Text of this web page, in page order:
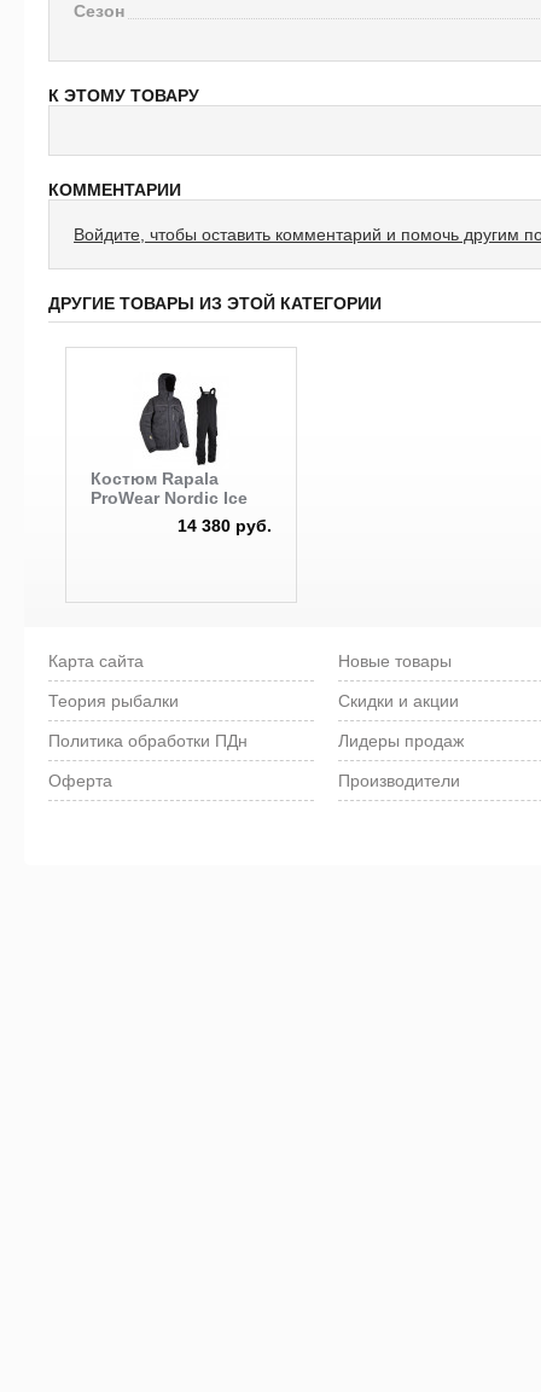
Сезон
К ЭТОМУ ТОВАРУ
КОММЕНТАРИИ
Войдите, чтобы оставить комментарий и помочь другим
ДРУГИЕ ТОВАРЫ ИЗ ЭТОЙ КАТЕГОРИИ
Костюм Rapala
ProWear Nordic Ice
14 380 руб.
Карта сайта
Теория рыбалки
Политика обработки ПДн
Оферта
Новые товары
Скидки и акции
Лидеры продаж
Производители